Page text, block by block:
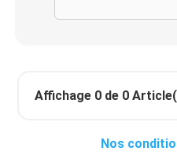
Affichage 0 de 0
Nos